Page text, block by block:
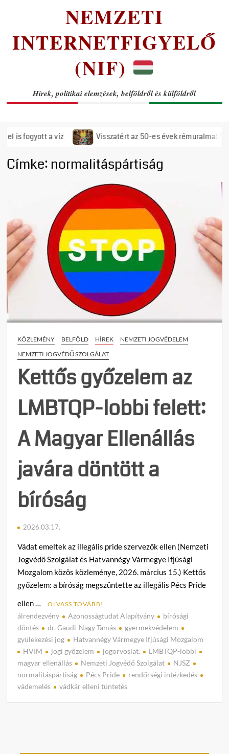
NEMZETI
INTERNETFIGYELŐ
(NIF)
Hírek, politikai elemzések, belföldről és külföldről
a víz Visszatért az 50-es évek rémuralma:
Címke: normalitáspártiság
KÖZLEMÉNY BELFÖLD HÍREK
NEMZETI JOGVÉDELEM
NEMZETI JOGVÉDŐ SZOLGÁLAT
Kettős győzelem az
LMBTQP-lobbi felett:
A Magyar Ellenállás
javára döntött a
bíróság
2026.03.17.
Vádat emeltek az illegális pride szervezők ellen (Nemzeti
Jogvédő Szolgálat és Hatvannégy Vármegye Ifjúsági
Mozgalom közös közleménye, 2026. március 15.) Kettős
győzelem: a bíróság megszüntette az illegális Pécs Pride
ellen …
OLVASS TOVÁBB!
álrendezvény Azonosságtudat Alapítvány
bírósági
döntés
dr. Gaudi-Nagy Tamás
gyermekvédelem
gyülekezési jog
Hatvannégy Vármegye Ifjúsági Mozgalom
HVIM
jogi győzelem jogorvoslat.
LMBTQP-lobbi
magyar ellenállás
Nemzeti Jogvédő Szolgálat
NJSZ
normalitáspártiság
Pécs Pride
rendőrségi intézkedés
vádemelés
vádkár elleni tüntetés
on